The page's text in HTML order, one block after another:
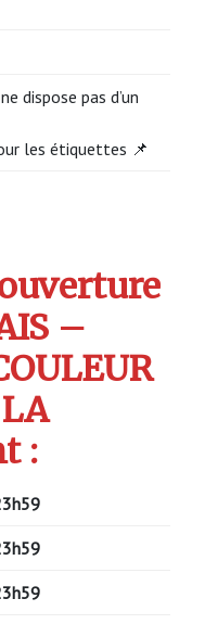
dispose pas d’un
les étiquettes 📌
–
: